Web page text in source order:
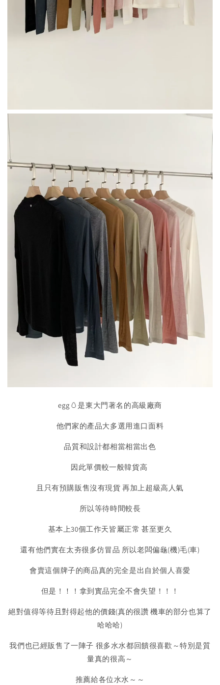
egg🥚是東大門著名的高級廠商
他們家的產品大多選用進口面料
品質和設計都相當相當出色
因此單價較一般韓貨高
且只有預購販售沒有現貨 再加上超級高人氣
所以等待時間較長
基本上30個工作天皆屬正常 甚至更久
還有他們實在太夯很多仿冒品 所以老闆偏龜(機)毛(車)
會賣這個牌子的商品真的完全是出自於個人喜愛
但是！！！拿到實品完全不會失望！！！
絕對值得等待且對得起他的價錢(真的很讚 機車的部分也算了
哈哈哈)
我們也已經販售了一陣子 很多水水都回饋很喜歡～特別是質
量真的很高～
推薦給各位水水～～